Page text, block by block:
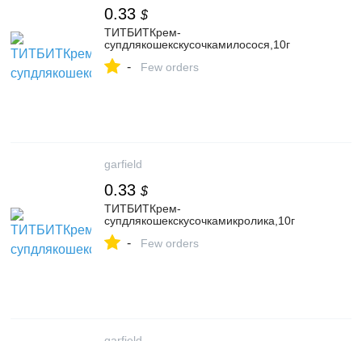
0.33 $
ТИТБИТКрем-
супдлякошекскусочкамилосося,10г
- Few orders
garfield
0.33 $
ТИТБИТКрем-
супдлякошекскусочкамикролика,10г
- Few orders